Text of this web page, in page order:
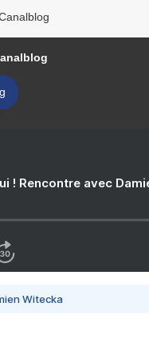
! Rencontre avec
Witecka